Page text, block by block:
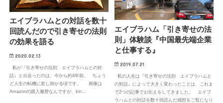
エイブラハムとの対話を数十
回読んだので引き寄せの法則
の効果を語る
2020.02.13
私が『引き寄せの法則 エイブラハムとの対
話』と出会ったのは、今から約4年前。 ちょう
ど人生の転機に差し掛かる頃です。 画像は
Amazonの購入履歴なんですが、kin…
エイブラハム「引き寄せの法
則」体験談『中国最先端企業
と仕事する』
2019.07.21
私の人生は『引き寄せの法則 エイブラハムと
の対話』によって大きく変わったことは、これま
で2つの記事でお伝えをしてきました。 エイブ
ラハムとの対話を数十回読んだ感想をご覧になり